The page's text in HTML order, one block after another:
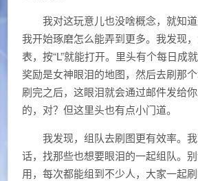
我对这玩意儿也没啥概念，就知
我开始琢磨怎么能弄到更多。我发现
表，按“L”就能打开。里头有个每日成
奖励是女神眼泪的地图，然后去刷那个
刷完之后，这眼泪就会通过邮件发给
的，对？但这里头也有点小门道。
我发现，组队去刷图更有效率。
话，找那些也想要眼泪的一起组队。
用，每次都能组到不少人，大家一起刷